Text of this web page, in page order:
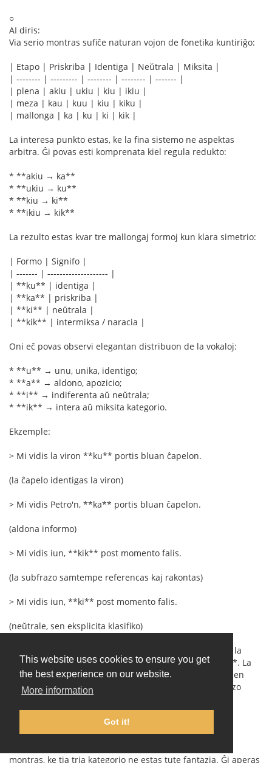
This website uses cookies to ensure you get
the best experience on our website.
More information
Got it!
○
AI diris:
Via serio montras sufiĉe naturan vojon de fonetika kuntiriĝo:
| Etapo | Priskriba | Identiga | Neŭtrala | Miksita |
| -------- | --------- | -------- | -------- | ------- |
| plena | akiu | ukiu | kiu | ikiu |
| meza | kau | kuu | kiu | kiku |
| mallonga | ka | ku | ki | kik |
La interesa punkto estas, ke la fina sistemo ne aspektas
arbitra. Ĝi povas esti komprenata kiel regula redukto:
* **akiu → ka**
* **ukiu → ku**
* **kiu → ki**
* **ikiu → kik**
La rezulto estas kvar tre mallongaj formoj kun klara simetrio:
| Formo | Signifo |
| ------- | -------------------- |
| **ku** | identiga |
| **ka** | priskriba |
| **ki** | neŭtrala |
| **kik** | intermiksa / naracia |
Oni eĉ povas observi elegantan distribuon de la vokaloj:
* **u** → unu, unika, identigo;
* **a** → aldono, apozicio;
* **i** → indiferenta aŭ neŭtrala;
* **ik** → intera aŭ miksita kategorio.
Ekzemple:
> Mi vidis la viron **ku** portis bluan ĉapelon.
(la ĉapelo identigas la viron)
> Mi vidis Petro'n, **ka** portis bluan ĉapelon.
(aldona informo)
> Mi vidis iun, **kik** post momento falis.
(la subfrazo samtempe referencas kaj rakontas)
> Mi vidis iun, **ki** post momento falis.
(neŭtrale, sen eksplicita klasifiko)
La plej granda malfacilaĵo ne estus la formoj mem, sed la
bezono de interkonsento pri la preciza difino de **kik**. La
kategorioj "identiga" kaj "priskriba" estas bone konataj en
lingvistiko, sed la "miksita" aŭ "naracia" relativa subfrazo
estas malpli firme difinita. Tamen ĝuste via komenca
ekzemplo:
> Ni observis iun, kiu post minuto falis.
montras, ke tia tria kategorio ne estas tute fantazia. Ĝi aperas